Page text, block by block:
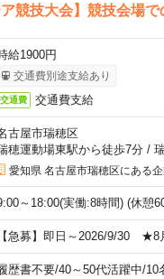
ア競技大会】競技会場
給1900円
交通費別途支給あり
交通費 交通費支給
古屋市瑞穂区
穂運動場東駅から徒歩7分/
愛知県 名古屋市瑞穂区にある
～18:00(実働:8時間) (休憩
【急募】即日～2026/9/30 ★8
歴書不要/40～50代活躍中/10